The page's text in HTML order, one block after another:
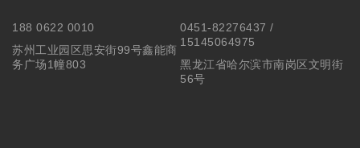
188 0622 0010
苏州工业园区思安街99号鑫能商
务广场1幢803
0451-82276437 /
15145064975
黑龙江省哈尔滨市南岗区文明街
56号